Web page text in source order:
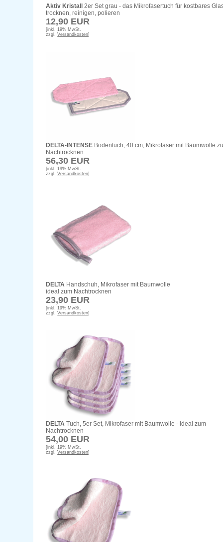
Aktiv Kristall
2er Set grau - das Mikrofasertuch für kostbares
trocknen, reinigen, polieren
12,90 EUR
[inkl. 19% MwSt.
zzgl.Versandkosten]
DELTA-INTENSE Bodentuch, 40 cm, Mikrofaser mit Baumwolle
Nachtrocknen
56,30 EUR
[inkl. 19% MwSt.
zzgl.Versandkosten]
DELTA Handschuh, Mikrofaser mit Baumwolle
ideal zum Nachtrocknen
23,90 EUR
[inkl. 19% MwSt.
zzgl.Versandkosten]
DELTA Tuch, 5er Set, Mikrofaser mit Baumwolle - ideal zum
Nachtrocknen
54,00 EUR
[inkl. 19% MwSt.
zzgl.Versandkosten]